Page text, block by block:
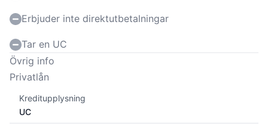
Erbjuder inte direktutbetalningar
Tar en UC
Övrig info
Privatlån
Kreditupplysning
UC